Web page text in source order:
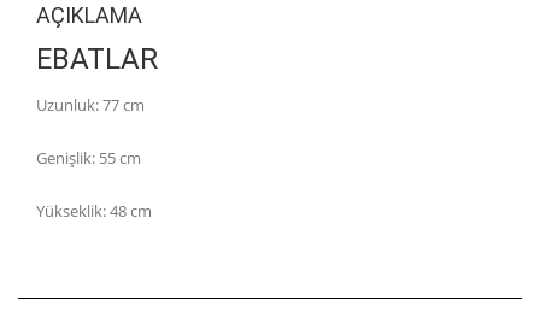
AÇIKLAMA
EBATLAR
Uzunluk: 77 cm
Genişlik: 55 cm
Yükseklik: 48 cm